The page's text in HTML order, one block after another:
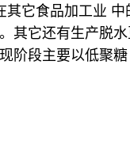
其它食品加工业
其它还有生产脱
阶段主要以低聚